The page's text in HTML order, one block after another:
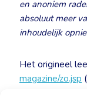
en anoniem
absoluut meer
inhoudelijk
Het origineel
magazine/zo.jsp